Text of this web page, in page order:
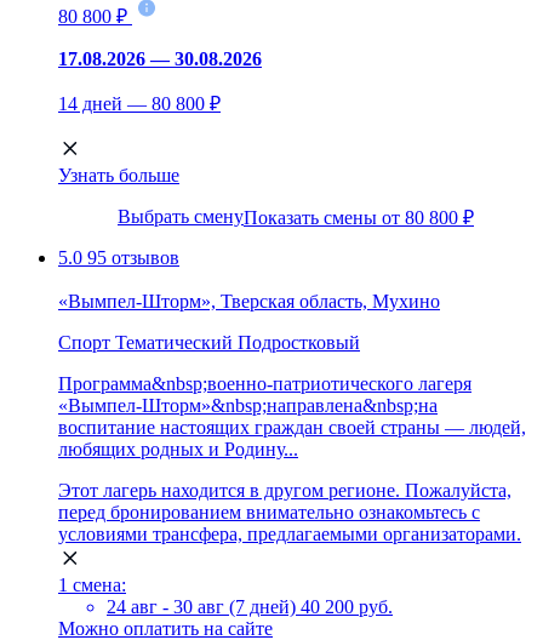
80 800 ₽
17.08.2026 — 30.08.2026
14 дней — 80 800 ₽
Узнать больше
Выбрать сменуПоказать смены от 80 800 ₽
5.0 95 отзывов
«Вымпел-Шторм», Тверская область, Мухино
Спорт Тематический Подростковый
Программа&nbsp;военно-патриотического лагеря
«Вымпел-Шторм»&nbsp;направлена&nbsp;на
воспитание настоящих граждан своей страны — людей,
любящих родных и Родину...
Этот лагерь находится в другом регионе. Пожалуйста,
перед бронированием внимательно ознакомьтесь с
условиями трансфера, предлагаемыми организаторами.
1 смена:
24 авг - 30 авг (7 дней) 40 200 руб.
Можно оплатить на сайте